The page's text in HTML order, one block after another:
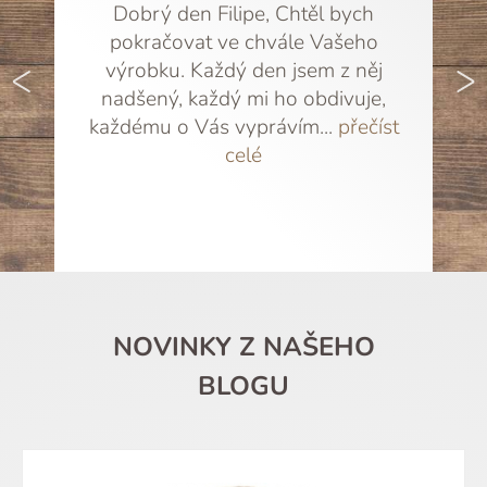
Dobrý den Filipe, Chtěl bych
pokračovat ve chvále Vašeho
výrobku. Každý den jsem z něj
nadšený, každý mi ho obdivuje,
každému o Vás vyprávím... přečíst
celé
< >
NOVINKY Z NAŠEHO
BLOGU